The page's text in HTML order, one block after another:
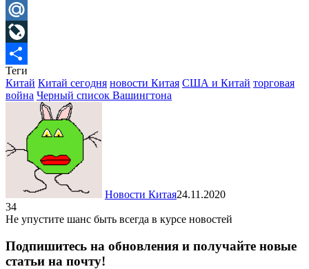
Telegram
Mail.Ru
LiveJournal
Отправить
Теги
Китай Китай сегодня новости Китая США и Китай торговая
война Черный список Вашингтона
Новости Китая24.11.2020
34
Не упустите шанс быть всегда в курсе новостей
Подпишитесь на обновления и получайте новые
статьи на почту!